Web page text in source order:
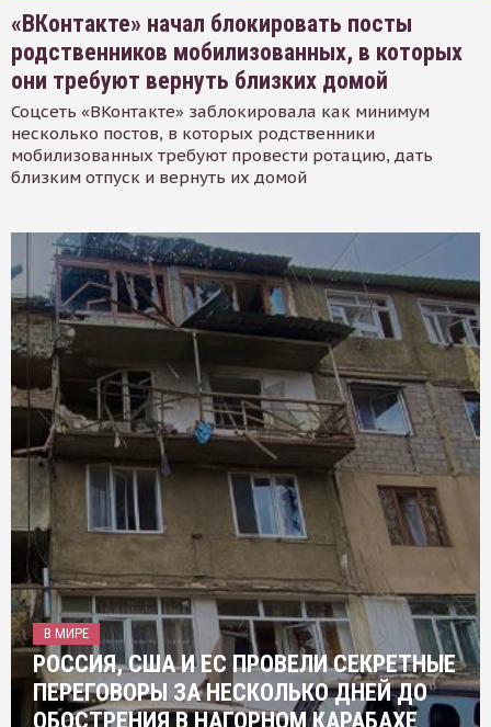
«ВКонтакте» начал блокировать посты
родственников мобилизованных, в которых
они требуют вернуть близких домой
Соцсеть «ВКонтакте» заблокировала как минимум
несколько постов, в которых родственники
мобилизованных требуют провести ротацию, дать
близким отпуск и вернуть их домой
В МИРЕ
РОССИЯ, США И ЕС ПРОВЕЛИ СЕКРЕТНЫЕ
ПЕРЕГОВОРЫ ЗА НЕСКОЛЬКО ДНЕЙ ДО
ОБОСТРЕНИЯ В НАГОРНОМ КАРАБАХЕ